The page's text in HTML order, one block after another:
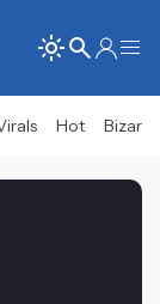
Hot Bizar